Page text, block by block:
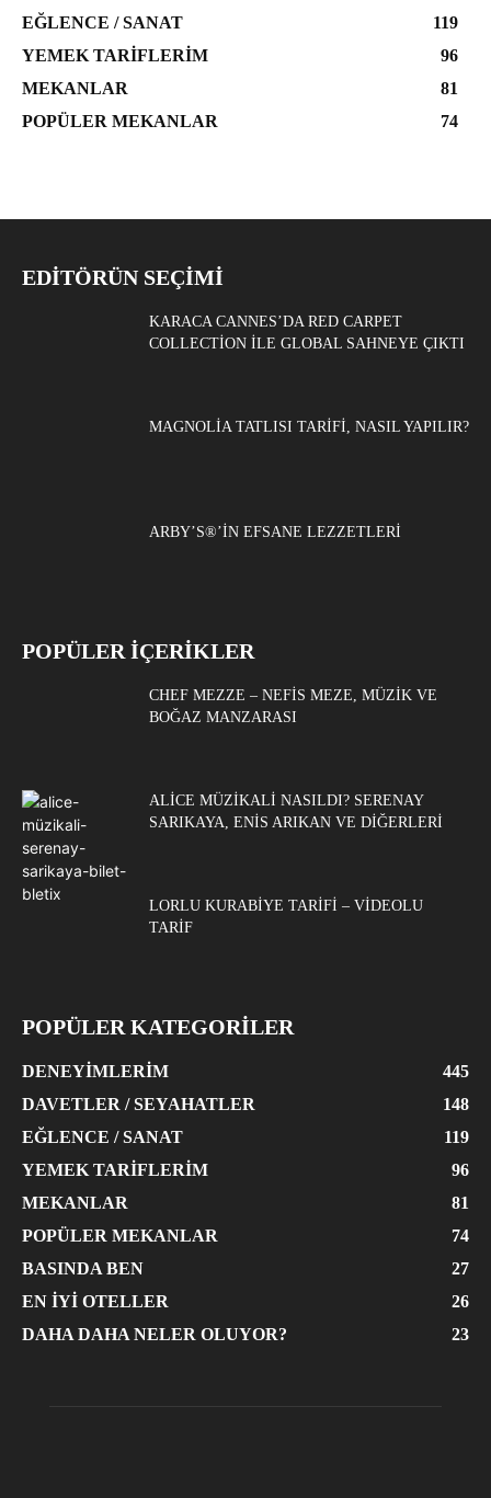
EĞLENCE / SANAT
119
YEMEK TARIFLERIM
96
MEKANLAR
81
POPÜLER MEKANLAR
74
EDITÖRÜN SEÇIMI
KARACA CANNES’DA RED CARPET
COLLECTION ILE GLOBAL SAHNEYE ÇIKTI
MAGNOLIA TATLISI TARIFI, NASIL YAPILIR?
ARBY’S®’IN EFSANE LEZZETLERI
POPÜLER İÇERİKLER
CHEF MEZZE – NEFIS MEZE, MÜZIK VE
BOĞAZ MANZARASI
ALICE MÜZIKALI NASILDI? SERENAY
SARIKAYA, ENIS ARIKAN VE DIĞERLERI
LORLU KURABIYE TARIFI – VIDEOLU
TARIF
POPÜLER KATEGORİLER
DENEYIMLERIM
445
DAVETLER / SEYAHATLER
148
EĞLENCE / SANAT
119
YEMEK TARIFLERIM
96
MEKANLAR
81
POPÜLER MEKANLAR
74
BASINDA BEN
27
EN İYI OTELLER
26
DAHA DAHA NELER OLUYOR?
23